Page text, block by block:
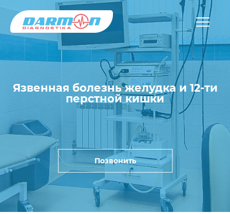
Язвенная болезнь желудка и 12-ти
перстной кишки
Позвонить